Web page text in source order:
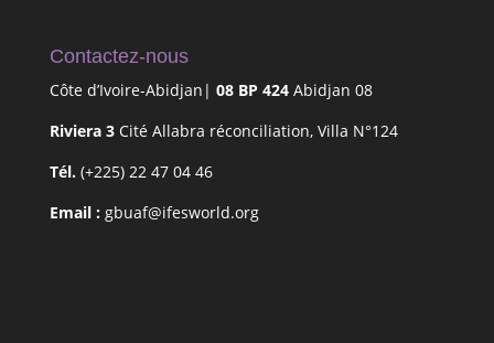
Contactez-nous
Côte d’Ivoire-Abidjan| 08 BP 424Abidjan 08
Riviera 3Cité Allabra réconciliation, Villa N°124
Tél. (+225) 22 47 04 46
Email : gbuaf@ifesworld.org